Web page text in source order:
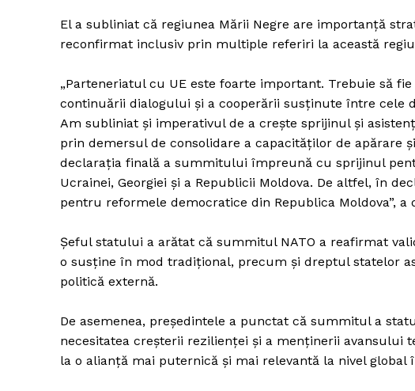
El a subliniat că regiunea Mării Negre are importanţă
reconfirmat inclusiv prin multiple referiri la această
„Parteneriatul cu UE este foarte important. Trebuie să
continuării dialogului şi a cooperării susţinute între cele
Am subliniat şi imperativul de a creşte sprijinul şi
prin demersul de consolidare a capacităţilor de apărare
declaraţia finală a summitului împreună cu sprijinul
Ucrainei, Georgiei şi a Republicii Moldova. De altfel, în
pentru reformele democratice din Republica Moldova”, a
Şeful statului a arătat că summitul NATO a reafirmat
o susţine în mod tradiţional, precum şi dreptul statelor
politică externă.
De asemenea, preşedintele a punctat că summitul a
necesitatea creşterii rezilienţei şi a menţinerii avansului
la o alianţă mai puternică şi mai relevantă la nivel global